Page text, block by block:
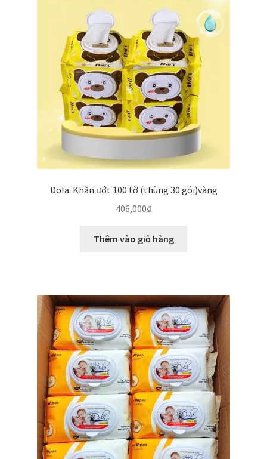
Dola: Khăn ướt 100 tờ (thùng 30 gói)vàng
406,000₫
Thêm vào giỏ hàng